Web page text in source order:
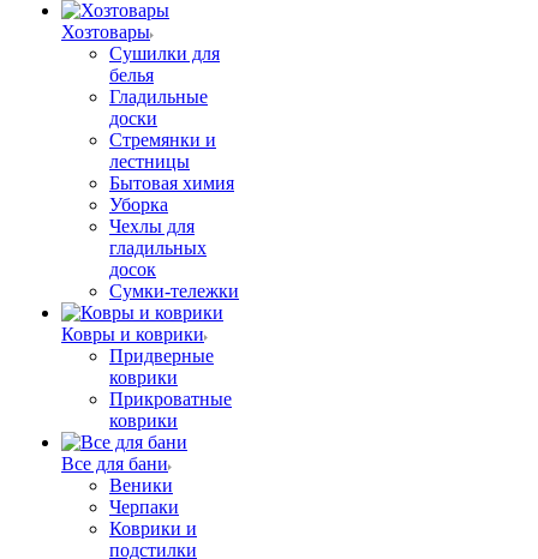
Хозтовары
Сушилки для
белья
Гладильные
доски
Стремянки и
лестницы
Бытовая химия
Уборка
Чехлы для
гладильных
досок
Сумки-тележки
Ковры и коврики
Придверные
коврики
Прикроватные
коврики
Все для бани
Веники
Черпаки
Коврики и
подстилки